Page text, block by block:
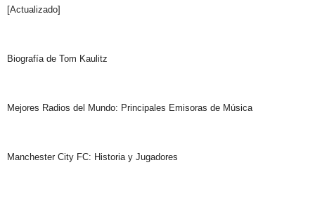
[Actualizado]
Biografía de Tom Kaulitz
Mejores Radios del Mundo: Principales Emisoras de Música
Manchester City FC: Historia y Jugadores